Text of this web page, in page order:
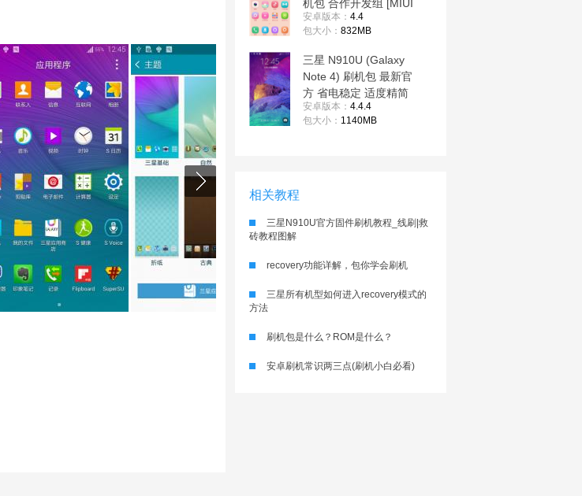
机包 合作开发组 [MIUI
7] 5.11.13 开发版
安卓版本： 4.4
包大小： 832MB
三星 N910U (Galaxy
Note 4) 刷机包 最新官
方 省电稳定 适度精简
优化版
安卓版本： 4.4.4
包大小： 1140MB
相关教程
三星N910U官方固件刷机教程_线刷|救
砖教程图解
recovery功能详解，包你学会刷机
三星所有机型如何进入recovery模式的
方法
刷机包是什么？ROM是什么？
安卓刷机常识两三点(刷机小白必看)